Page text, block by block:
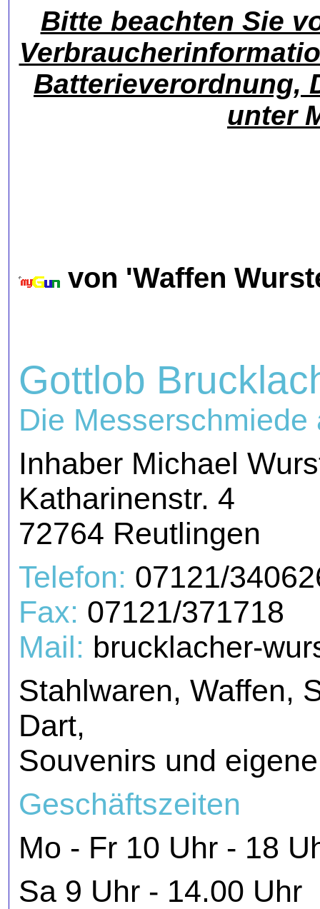
Bitte beachten Sie
Batterieverordnung,
unter
von 'Waffen
Gottlob
Die
Inhaber Michael
Katharinenstr. 4
72764 Reutlingen
Telefon: 07121/
Fax: 07121/371718
Mail: brucklacher-
Stahlwaren, Waffen,
Dart,
Souvenirs und
Geschäftszeiten
Mo - Fr 10 Uhr -
Sa 9 Uhr - 14.00 Uhr